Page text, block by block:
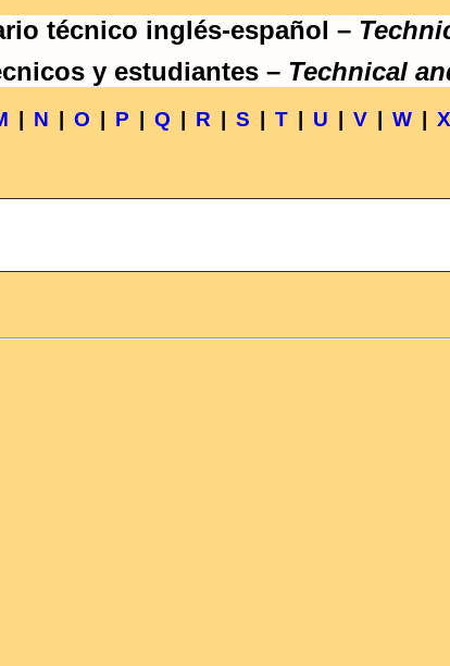
técnico inglés-español –
y estudiantes – Technical
N O P Q R S T U V W X